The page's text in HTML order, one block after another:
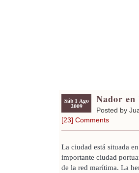
Sáb 1 Ago
2009
Nador en
Posted by
[23] Comments
La ciudad está situada
importante ciudad
de la red marítima. La